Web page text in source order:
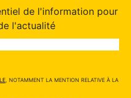
de l'information pour
l'actualité
, NOTAMMENT LA MENTION RELATIVE À LA